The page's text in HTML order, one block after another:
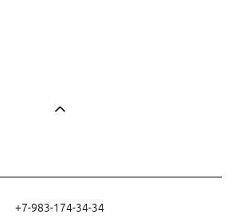
+7-983-174-34-34